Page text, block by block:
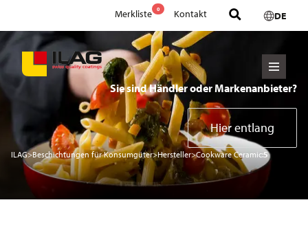
Merkliste 0 Kontakt DE
Sie sind Händler oder Markenanbieter?
Hier entlang
ILAG>Beschichtungen für Konsumgüter>Hersteller>Cookware Ceramic:5